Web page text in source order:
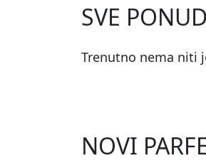
SVE
Trenutno nema niti
NOVI